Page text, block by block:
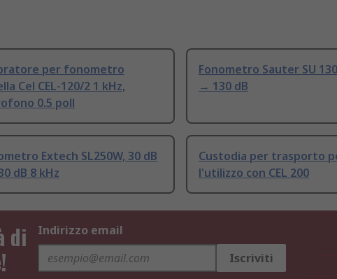
per fonometro
Cel CEL-120/2 1 kHz,
0.5 poll
Fonometro Sauter SU
→ 130 dB
Extech SL250W, 30 dB
dB 8 kHz
Custodia per trasporto
l'utilizzo con CEL 200
di
Indirizzo email
Iscriviti